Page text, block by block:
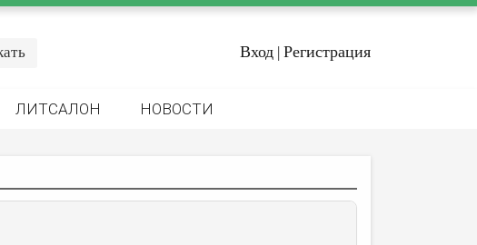
Вход | Регистрация
ЛИТСАЛОН НОВОСТИ